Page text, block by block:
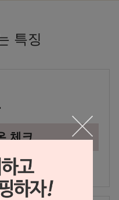
특징
체크
착용감